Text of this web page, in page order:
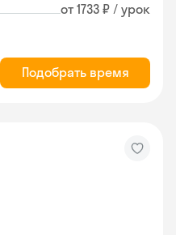
от 1733 ₽ / урок
Подобрать время